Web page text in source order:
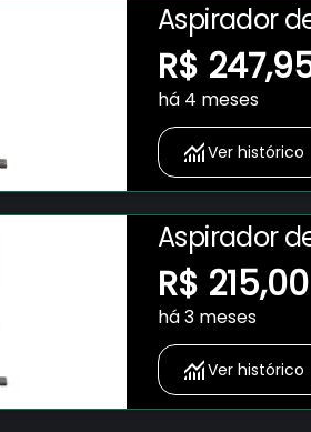
Aspirador
em 1 1600W
R$
há 4 meses
Ver histórico
Aspirador
em 1 1600W
R$ 215,00
há 3 meses
Ver histórico